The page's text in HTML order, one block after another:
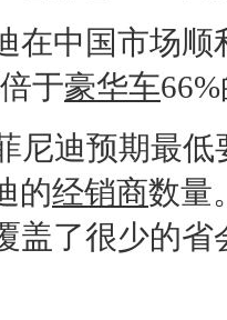
在中国市场顺
于豪华车
尼迪预期最低
的经销商数量
盖了很少的